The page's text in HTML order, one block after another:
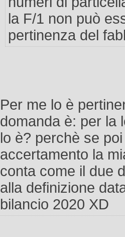
la F/1 non può
pertinenza del
Per me lo è
domanda è: per la
lo è? perchè se
accertamento la
conta come il due
alla definizione
bilancio 2020 XD